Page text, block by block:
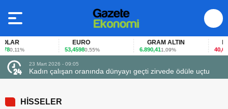
0,11%
EURO
53,45980,55%
GRAM ALTIN
6.890,411,09% 40,65-
23 Mart 2026 - 09:05
Kadın çalışan oranında dünyayı geçti zirvede ödüle uçtu
HİSSELER